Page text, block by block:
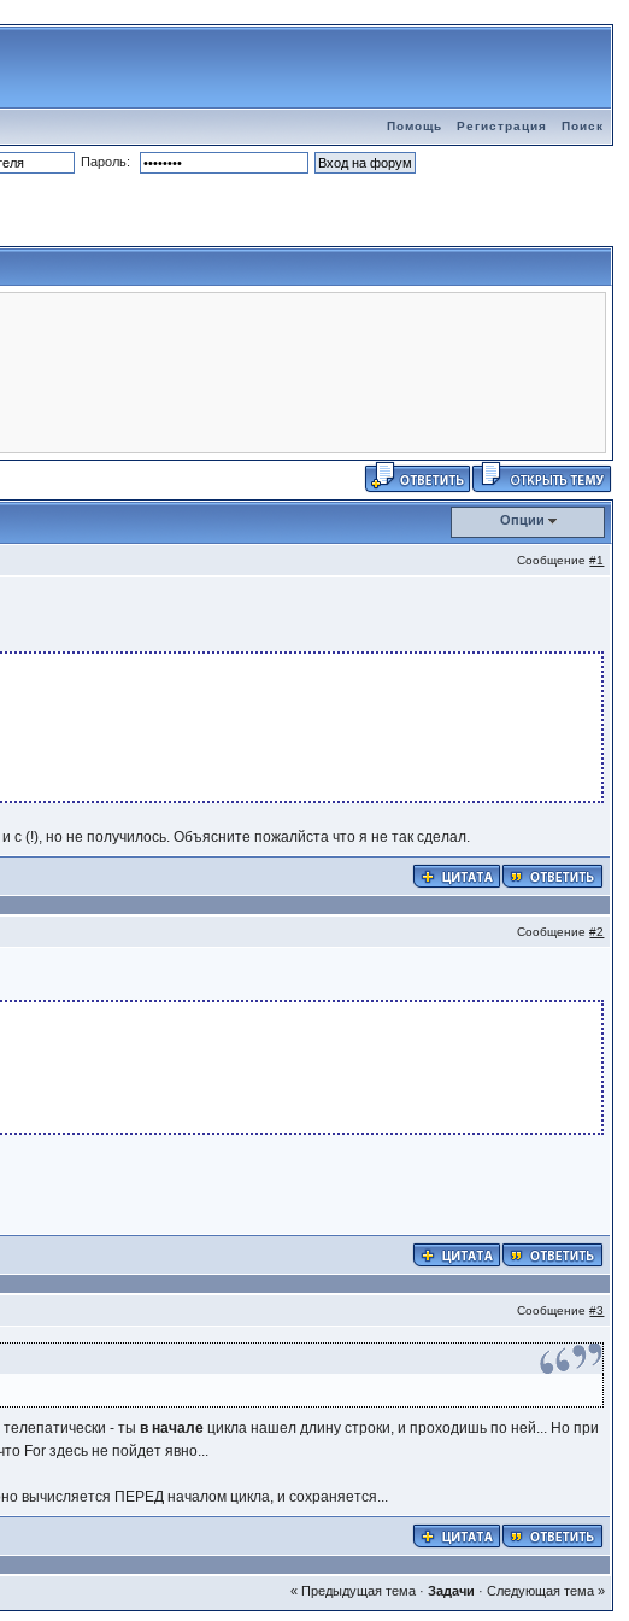
Помощь Регистрация Поиск
Пароль:
Опции
Сообщение#1
с (!), но не получилось. Объясните пожалйста что я не так сделал.
Сообщение#2
Сообщение#3
телепатически - тыв начале цикла нашел длину строки, и проходишь по ней... Но при
For здесь не пойдет явно...
вычисляется ПЕРЕД началом цикла, и сохраняется...
« Предыдущая тема· Задачи · Следующая тема »